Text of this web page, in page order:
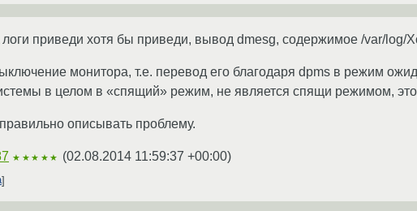
логи приведи хотя бы приведи, вывод dmesg, содержимое /var/log/
монитора, т.е. перевод его благодаря dpms в режим
в целом в «спящий» режим, не является спящи режимом,
описывать проблему.
★★★★★ (02.08.2014 11:59:37 +00:00)